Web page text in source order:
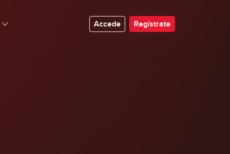
Accede Regístrate